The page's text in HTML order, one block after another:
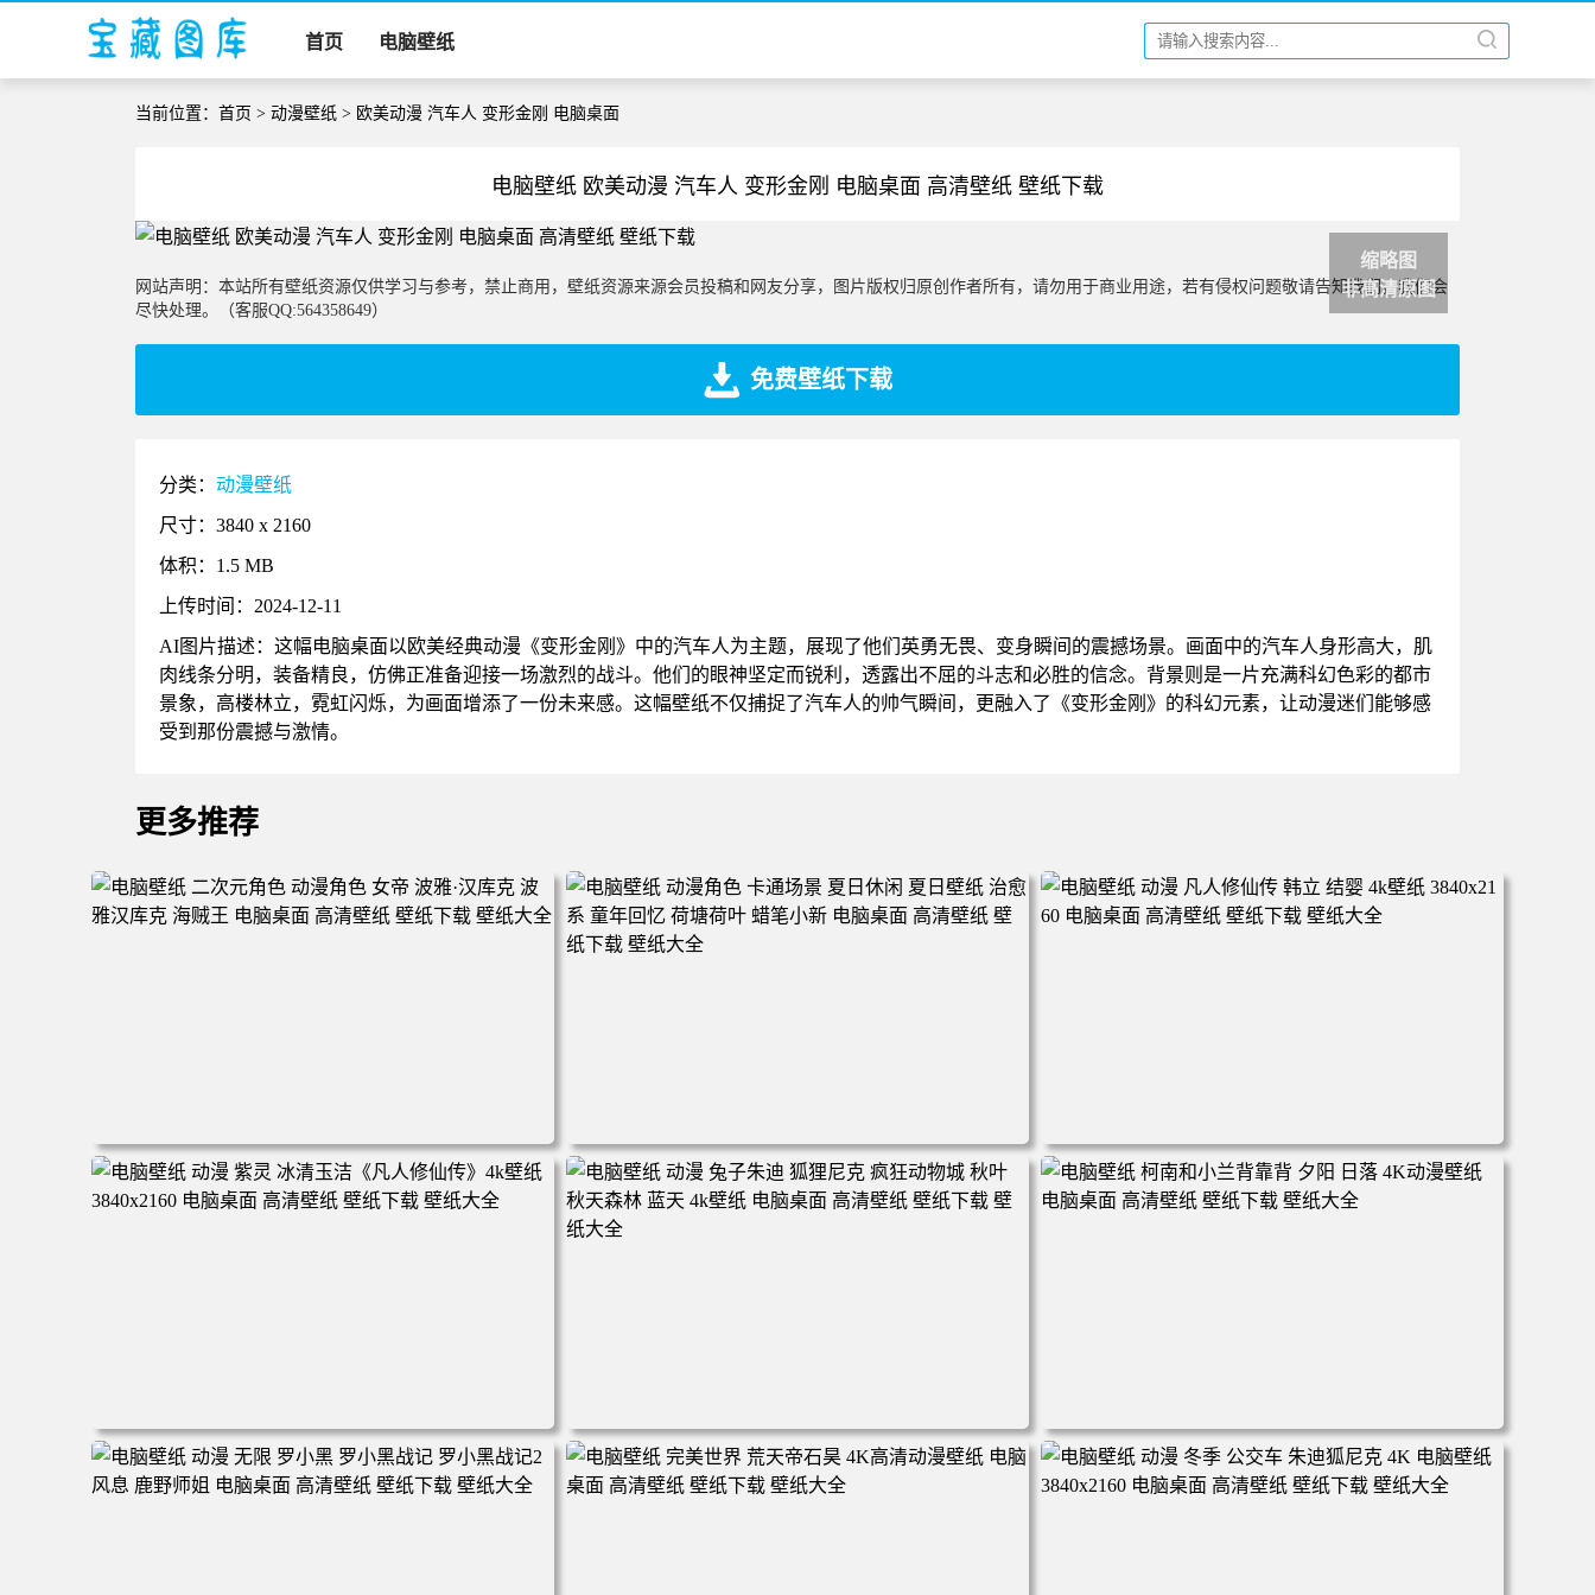
首页 电脑壁纸
当前位置：首页 >动漫壁纸 > 欧美动漫 汽车人 变形金刚 电脑桌面
电脑壁纸 欧美动漫 汽车人 变形金刚 电脑桌面 高清壁纸 壁纸下载
缩略图
非高清原图
网站声明：本站所有壁纸资源仅供学习与参考，禁止商用，壁纸资源来源会员投稿和网友分享，图片版权归原创作者所有，请勿用于商业用途，若有侵权问题敬请告知我们，我们会
尽快处理。（客服QQ:564358649）
免费壁纸下载
分类：动漫壁纸
尺寸：3840 x 2160
体积：1.5 MB
上传时间：2024-12-11
AI图片描述：这幅电脑桌面以欧美经典动漫《变形金刚》中的汽车人为主题，展现了他们英勇无畏、变身瞬间的震撼场景。画面中的汽车人身形高大，肌
肉线条分明，装备精良，仿佛正准备迎接一场激烈的战斗。他们的眼神坚定而锐利，透露出不屈的斗志和必胜的信念。背景则是一片充满科幻色彩的都市
景象，高楼林立，霓虹闪烁，为画面增添了一份未来感。这幅壁纸不仅捕捉了汽车人的帅气瞬间，更融入了《变形金刚》的科幻元素，让动漫迷们能够感
受到那份震撼与激情。
更多推荐
电脑壁纸 二次元角色 动漫角色 女帝 波雅·汉库克 波雅汉库
克 海贼王 电脑桌面 高清壁纸 壁纸下载 壁纸大全
电脑壁纸 动漫角色 卡通场景 夏日休闲 夏日壁纸 治愈系 童
年回忆 荷塘荷叶 蜡笔小新 电脑桌面 高清壁纸 壁纸下载 壁
纸大全
电脑壁纸 动漫 凡人修仙传 韩立 结婴 4k壁纸 3840x2160 电
脑桌面 高清壁纸 壁纸下载 壁纸大全
电脑壁纸 动漫 紫灵 冰清玉洁《凡人修仙传》4k壁纸 3840x2
160 电脑桌面 高清壁纸 壁纸下载 壁纸大全
电脑壁纸 动漫 兔子朱迪 狐狸尼克 疯狂动物城 秋叶 秋天森
林 蓝天 4k壁纸 电脑桌面 高清壁纸 壁纸下载 壁纸大全
电脑壁纸 柯南和小兰背靠背 夕阳 日落 4K动漫壁纸 电脑桌
面 高清壁纸 壁纸下载 壁纸大全